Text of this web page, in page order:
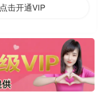
点击开通VIP